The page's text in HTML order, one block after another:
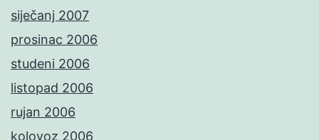
siječanj 2007
prosinac 2006
studeni 2006
listopad 2006
rujan 2006
kolovoz 2006